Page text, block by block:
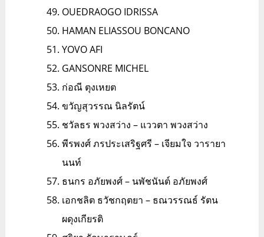
OUEDRAOGO IDRISSA
HAMAN ELIASSOU BONCANO
YOVO AFI
GANSONRE MICHEL
ก่อณี ตุงเหยต
ขวัญสุวรรณ นิลรัตน์
ชวัลธร พวงสว่าง – แววตา พวงสว่าง
พีรพงศ์ ภรประเสริฐศรี – เจียมใจ วารายา
นนท์
ธนกร อภัยพงศ์ – นพัชนันต์ อภัยพงศ์
เอกชลิต ธวัชกฤตยา – ธณวรรณธ์ รัตน
ผดุงเกียรติ